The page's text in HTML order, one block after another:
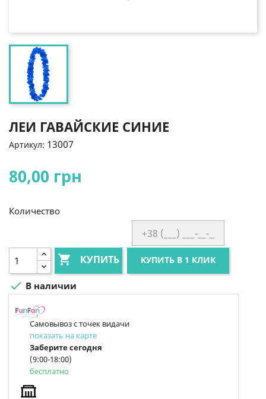
ЛЕИ ГАВАЙСКИЕ СИНИЕ
Артикул: 13007
80,00 грн
Количество
 КУПИТЬ КУПИТЬ В 1 КЛИК
 В наличии
Самовывоз с точек видачи
показать на карте
Заберите сегодня
(9:00-18:00)
бесплатно